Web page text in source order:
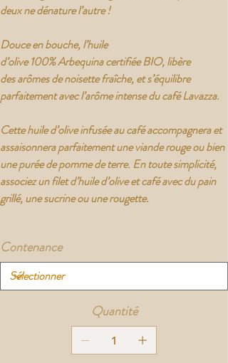
deux ne dénature l’autre !
Douce en bouche, l’huile
d’olive 100%Arbequinacertifiée BIO, libère
desarômes de noisette fraîche, et s’équilibre
parfaitement avec l’arôme intense du caféLavazza.
Cette huile d’olive infusée au café accompagnera et
assaisonnera parfaitement une viande rouge ou bien
une purée de pomme de terre. En toute simplicité,
associez un filet d’huile d’olive et café avec du pain
grillé, une sucrine ou une rougette.
Contenance
Quantité